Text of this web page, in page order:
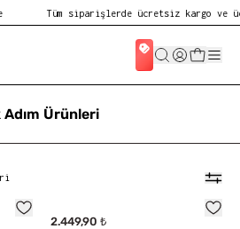
Tüm siparişlerde ücretsiz kargo ve
Adım Ürünleri
2.449,90 ₺